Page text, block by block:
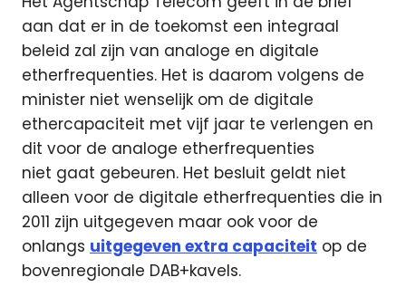
aan dat er in de toekomst een integraal
beleid zal zijn van analoge en digitale
etherfrequenties. Het is daarom volgens de
minister niet wenselijk om de digitale
ethercapaciteit met vijf jaar te verlengen en
dit voor de analoge etherfrequenties
niet gaat gebeuren. Het besluit geldt niet
alleen voor de digitale etherfrequenties die in
2011 zijn uitgegeven maar ook voor de
onlangs uitgegeven extra capaciteit op de
bovenregionale DAB+kavels.